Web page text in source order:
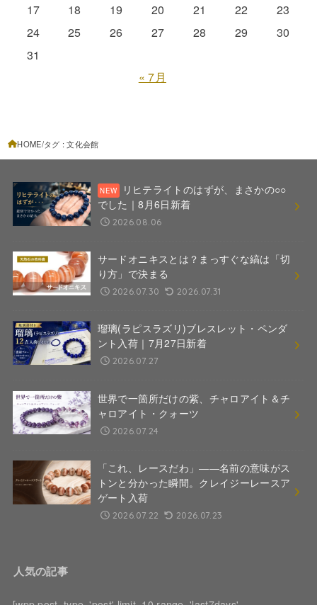
17
18 19 20 21 22
23
24
25 26 27 28 29
30
31
« 7月
HOME タグ : 文化会館
リヒテライトのはずが、まさかの○○
でした｜8月6日新着
2026.08.06
サードオニキスとは？まっすぐな縞は「切
り方」で決まる
2026.07.30 2026.07.31
瑠璃(ラピスラズリ)ブレスレット・ペンダ
ント入荷｜7月27日新着
2026.07.27
世界で一箇所だけの紫、チャロアイト＆チ
ャロアイト・クォーツ
2026.07.24
「これ、レースだわ」――名前の意味がス
トンと分かった瞬間。クレイジーレースア
ゲート入荷
2026.07.22 2026.07.23
人気の記事